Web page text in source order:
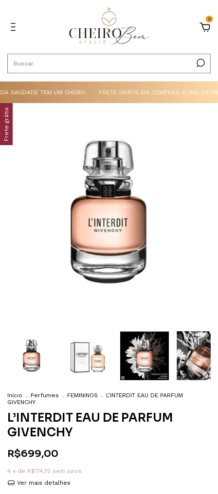
0
SAUDADE TEM UM CHEIRO FRETE GRÁTIS EM COMPRAS ACIMA DE
Frete grátis
Início . Perfumes . FEMININOS .
L’INTERDIT EAU DE PARFUM
GIVENCHY
L’INTERDIT EAU DE PARFUM
GIVENCHY
R$699,00
4 x de R$174,75 sem juros
Ver mais detalhes